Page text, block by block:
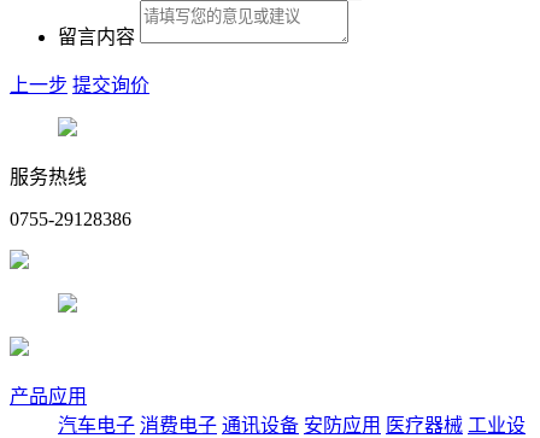
留言内容
上一步 提交询价
服务热线
0755-29128386
产品应用
汽车电子 消费电子 通讯设备 安防应用 医疗器械 工业设